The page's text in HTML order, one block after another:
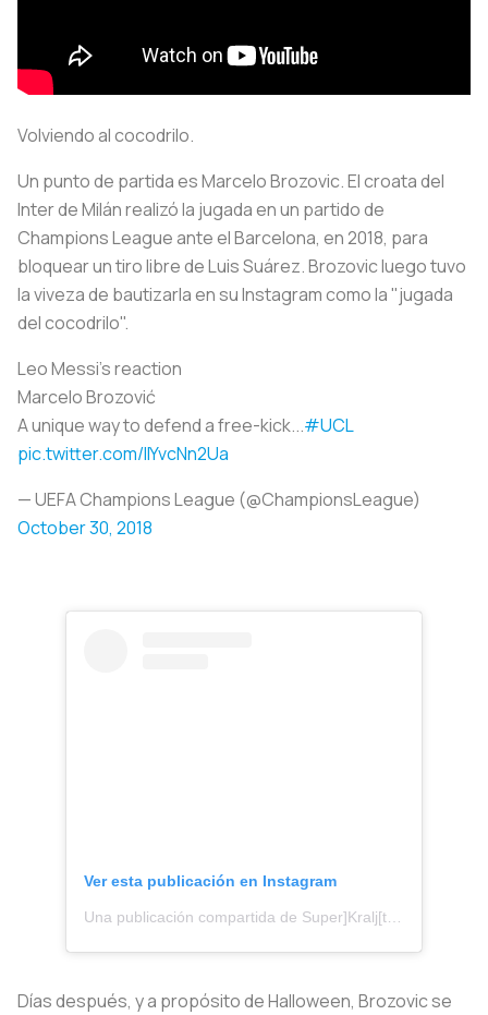
Volviendo al cocodrilo.
Un punto de partida es Marcelo Brozovic. El croata del
Inter de Milán realizó la jugada en un partido de
Champions League ante el Barcelona, en 2018, para
bloquear un tiro libre de Luis Suárez. Brozovic luego tuvo
la viveza de bautizarla en su Instagram como la "jugada
del cocodrilo".
Leo Messi's reaction
Marcelo Brozović
A unique way to defend a free-kick...#UCL
pic.twitter.com/IIYvcNn2Ua
— UEFA Champions League (@ChampionsLeague)
October 30, 2018
Ver esta publicación en Instagram
Días después, y a propósito de Halloween, Brozovic se